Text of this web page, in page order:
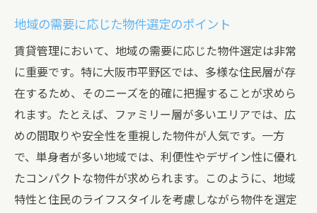
確保
競合物件との差別化ポイントを明確にする
テクノロジーを活用した効率的な賃貸管理
競争力を高めるためのコスト管理術
市場変化に柔軟に対応するための体制構築
大阪市平野区での物件管理の成功事例
成功事例から学ぶ地域密着型の賃貸管理
平野区特有のニーズを活かした管理術
地域の需要に応じた物件選定のポイント
賃貸管理において、地域の需要に応じた物件選定は非常
に重要です。特に大阪市平野区では、多様な住民層が存
在するため、そのニーズを的確に把握することが求めら
れます。たとえば、ファミリー層が多いエリアでは、広
めの間取りや安全性を重視した物件が人気です。一方
で、単身者が多い地域では、利便性やデザイン性に優れ
たコンパクトな物件が求められます。このように、地域
特性と住民のライフスタイルを考慮しながら物件を選定